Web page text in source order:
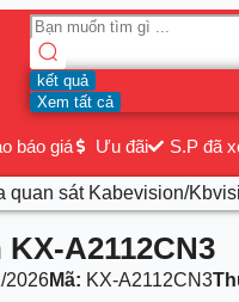
kết quả
Xem tất cả
báo giá Ưu đãi S.P đã
quan sát Kabevision/
A2112CN3
2026Mã: KX-A2112CN3